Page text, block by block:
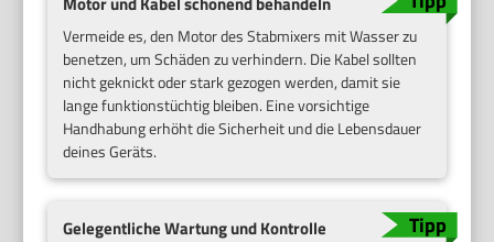
Vermeide es, den Motor des Stabmixers mit Wasser zu
benetzen, um Schäden zu verhindern. Die Kabel sollten
nicht geknickt oder stark gezogen werden, damit sie
lange funktionstüchtig bleiben. Eine vorsichtige
Handhabung erhöht die Sicherheit und die Lebensdauer
deines Geräts.
Gelegentliche Wartung und Kontrolle